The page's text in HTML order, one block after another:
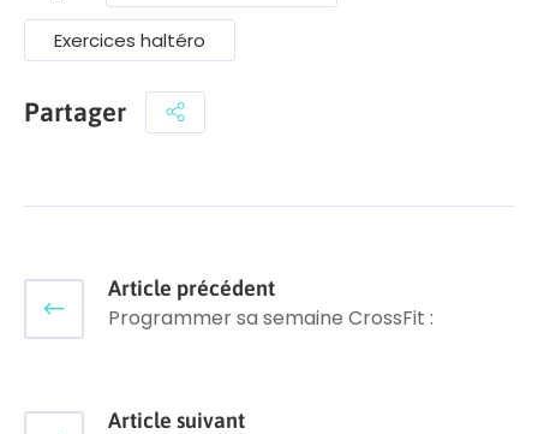
Exercices haltéro
Partager
Article précédent
Programmer sa semaine CrossFit :
Article suivant